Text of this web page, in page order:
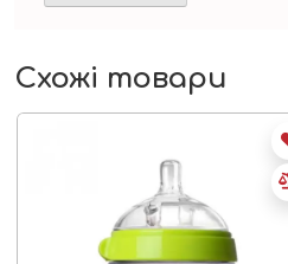
Схожі товари